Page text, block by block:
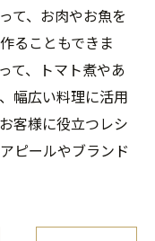
て、お肉やお魚を
ることもできま
て、トマト煮やあ
幅広い料理に活用
客様に役立つレシ
ピールやブランド